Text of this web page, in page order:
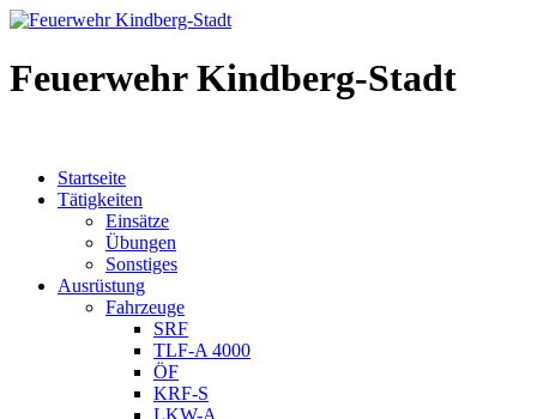
Feuerwehr Kindberg-Stadt
Startseite
Tätigkeiten
Einsätze
Übungen
Sonstiges
Ausrüstung
Fahrzeuge
SRF
TLF-A 4000
ÖF
KRF-S
LKW-A